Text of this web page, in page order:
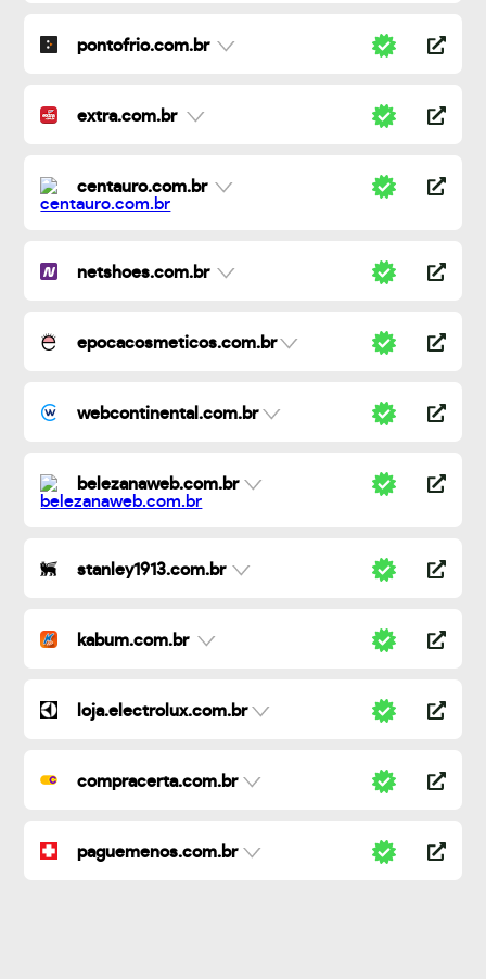
pontofrio.com.br
extra.com.br
centauro.com.br
netshoes.com.br
epocacosmeticos.com.br
webcontinental.com.br
belezanaweb.com.br
stanley1913.com.br
kabum.com.br
loja.electrolux.com.br
compracerta.com.br
paguemenos.com.br